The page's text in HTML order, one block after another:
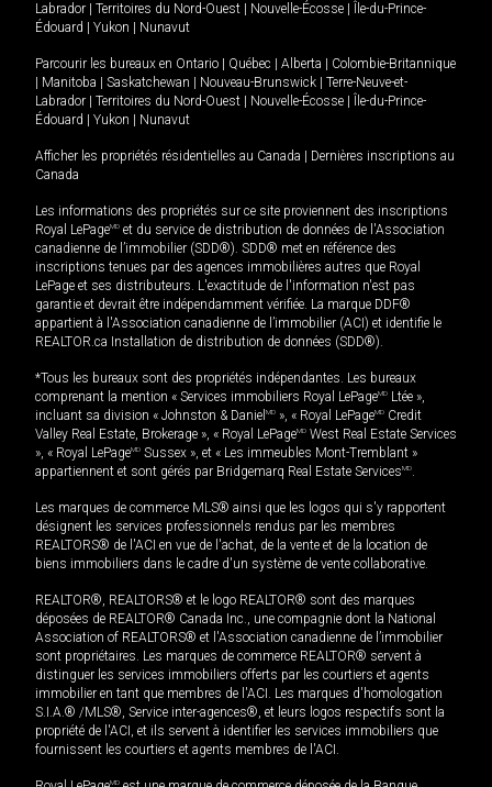
Labrador
Territoires du Nord-Ouest Nouvelle-Écosse
Île-du-Prince-
Édouard
Yukon Nunavut
Parcourir les bureaux en Ontario Québec Alberta
Colombie-Britannique
Manitoba Saskatchewan Nouveau-Brunswick
Terre-Neuve-et-
Labrador
Territoires du Nord-Ouest Nouvelle-Écosse
Île-du-Prince-
Édouard
Yukon Nunavut
Afficher les propriétés résidentielles au Canada
Dernières inscriptions au
Canada
Les informations des propriétés sur ce site proviennent des inscriptions
Royal LePageMD et du service de distribution de données de l'Association
canadienne de l’immobilier (SDD®). SDD® met en référence des
inscriptions tenues par des agences immobilières autres que Royal
LePage et ses distributeurs. L'exactitude de l'information n'est pas
garantie et devrait être indépendamment vérifiée. La marque DDF®
appartient à l'Association canadienne de l’immobilier (ACI) et identifie le
REALTOR.ca Installation de distribution de données (SDD®).
*Tous les bureaux sont des propriétés indépendantes. Les bureaux
comprenant la mention « Services immobiliers Royal LePageMD Ltée »,
incluant sa division « Johnston & Daniel MD », « Royal LePageMD Credit
Valley Real Estate, Brokerage », « Royal LePageMD West Real Estate Services
», « Royal LePageMD Sussex », et « Les immeubles Mont-Tremblant »
appartiennent et sont gérés par Bridgemarq Real Estate ServicesMD.
Les marques de commerce MLS® ainsi que les logos qui s'y rapportent
désignent les services professionnels rendus par les membres
REALTORS® de l'ACI en vue de l'achat, de la vente et de la location de
biens immobiliers dans le cadre d'un système de vente collaborative.
REALTOR®, REALTORS® et le logo REALTOR® sont des marques
déposées de REALTOR® Canada Inc., une compagnie dont la National
Association of REALTORS® et l'Association canadienne de l’immobilier
sont propriétaires. Les marques de commerce REALTOR® servent à
distinguer les services immobiliers offerts par les courtiers et agents
immobilier en tant que membres de l'ACI. Les marques d'homologation
S.I.A.® /MLS®, Service inter-agences®, et leurs logos respectifs sont la
propriété de l'ACI, et ils servent à identifier les services immobiliers que
fournissent les courtiers et agents membres de l'ACI.
MD